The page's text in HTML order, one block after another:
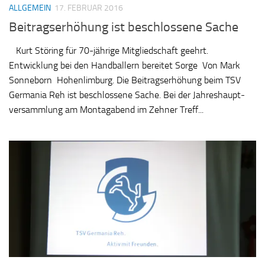
ALLGEMEIN 17. FEBRUAR 2016
Beitragserhöhung ist beschlossene Sache
Kurt Störing für 70-jährige Mitgliedschaft geehrt.
Entwicklung bei den Handballern bereitet Sorge Von Mark
Sonneborn Ho­hen­lim­burg. Die Bei­trags­er­hö­hung beim TSV
Ger­ma­nia Reh ist be­schlos­se­ne Sa­che. Bei der Jah­res­haupt­
ver­samm­lung am Mon­tag­abend im Zeh­ner Treff...